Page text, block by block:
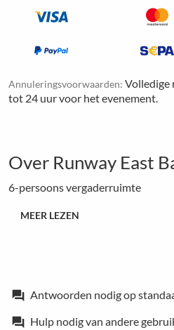
Annuleringsvoorwaarden: Volledige
tot 24 uur voor het evenement.
Over Runway East
6-persoons vergaderruimte
MEER LEZEN
forum Antwoorden nodig op
forum Hulp nodig van andere